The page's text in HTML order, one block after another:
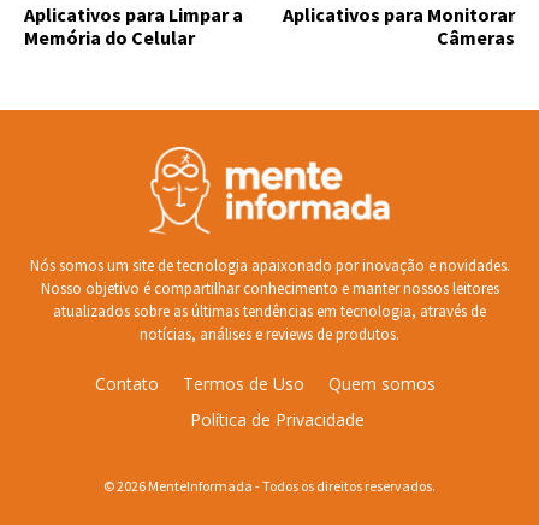
Aplicativos para Limpar a
Memória do Celular
Aplicativos para Monitorar
Câmeras
Nós somos um site de tecnologia apaixonado por inovação e novidades.
Nosso objetivo é compartilhar conhecimento e manter nossos leitores
atualizados sobre as últimas tendências em tecnologia, através de
notícias, análises e reviews de produtos.
Contato Termos de Uso
Quem somos
Política de Privacidade
© 2026 MenteInformada - Todos os direitos reservados.